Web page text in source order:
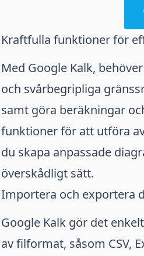
Kraftfulla funktioner för
Med Google Kalk,
och svårbegripliga
samt göra beräkningar
funktioner för att utföra
du skapa anpassade
överskådligt sätt.
Importera och exportera
Google Kalk gör det
av filformat, såsom CSV,